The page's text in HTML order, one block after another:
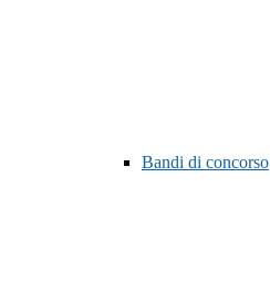
Bandi di concorso